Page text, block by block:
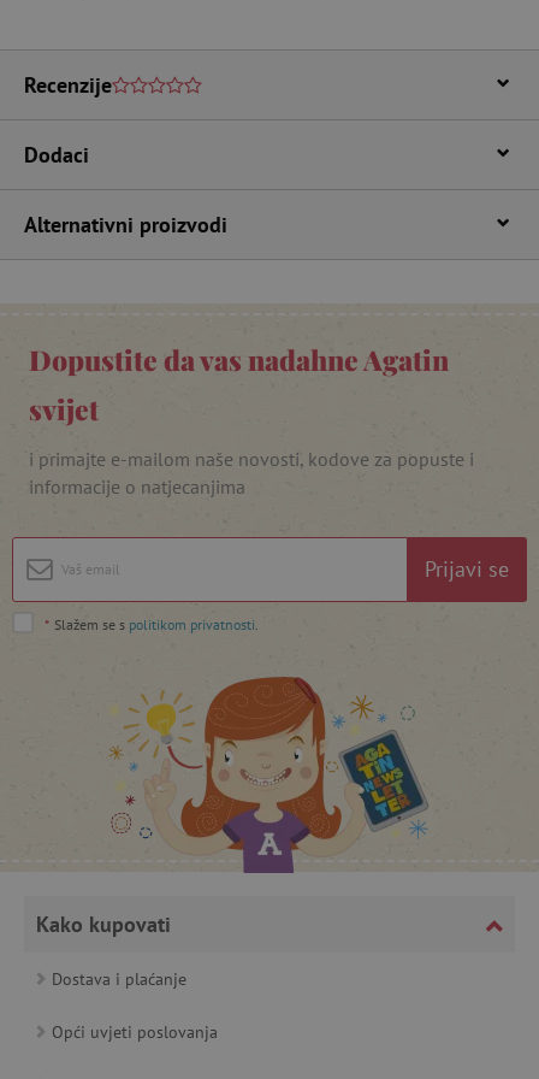
Recenzije
Dodaci
Alternativni proizvodi
Dopustite da vas nadahne Agatin
svijet
i primajte e-mailom naše novosti, kodove za popuste i
informacije o natjecanjima
Prijavi se
* Slažem se s politikom privatnosti
Kako kupovati
Dostava i plaćanje
Opći uvjeti poslovanja
www.agatinsvijet.hr
lastVisitedProduct www.agatinsvijet.hr
featureFlagCheckoutExperimentVariant www.agatinsvijet.hr
product_filter_remember www.agatinsvijet.hr
PHP.net